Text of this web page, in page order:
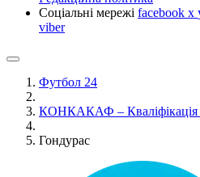
Соціальні мережі facebook x
viber
Футбол 24
КОНКАКАФ – Кваліфікація
Гондурас